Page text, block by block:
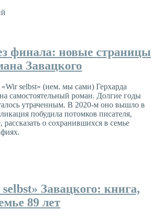
финала: новые страницы
Завацкого
selbst» (нем. мы сами) Герхарда
самостоятельный роман. Долгие годы
утраченным. В 2020-м оно вышло в
побудила потомков писателя,
о сохранившихся в семье
Завацкого: книга,
89 лет